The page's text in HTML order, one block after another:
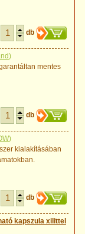
db
)
mentes
db
)
kialakításában
db
kapszula xilittel